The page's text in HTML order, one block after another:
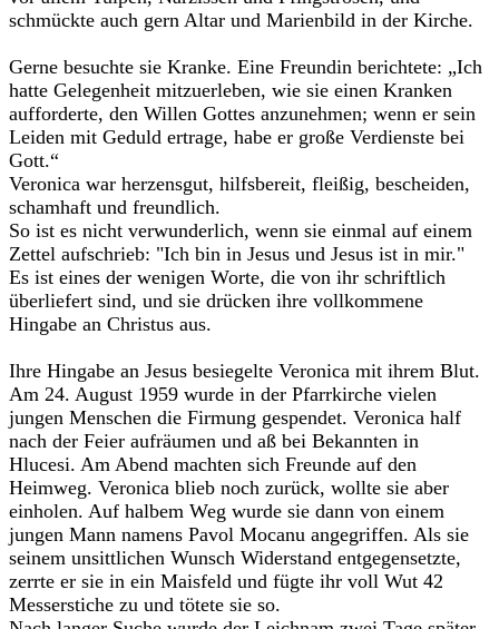
schmückte auch gern Altar und Marienbild in der Kirche.
Gerne besuchte sie Kranke. Eine Freundin berichtete: „Ich
hatte Gelegenheit mitzuerleben, wie sie einen Kranken
aufforderte, den Willen Gottes anzunehmen; wenn er sein
Leiden mit Geduld ertrage, habe er große Verdienste bei
Gott.“
Veronica war herzensgut, hilfsbereit, fleißig, bescheiden,
schamhaft und freundlich.
So ist es nicht verwunderlich, wenn sie einmal auf einem
Zettel aufschrieb: "Ich bin in Jesus und Jesus ist in mir."
Es ist eines der wenigen Worte, die von ihr schriftlich
überliefert sind, und sie drücken ihre vollkommene
Hingabe an Christus aus.
Ihre Hingabe an Jesus besiegelte Veronica mit ihrem Blut.
Am 24. August 1959 wurde in der Pfarrkirche vielen
jungen Menschen die Firmung gespendet. Veronica half
nach der Feier aufräumen und aß bei Bekannten in
Hlucesi. Am Abend machten sich Freunde auf den
Heimweg. Veronica blieb noch zurück, wollte sie aber
einholen. Auf halbem Weg wurde sie dann von einem
jungen Mann namens Pavol Mocanu angegriffen. Als sie
seinem unsittlichen Wunsch Widerstand entgegensetzte,
zerrte er sie in ein Maisfeld und fügte ihr voll Wut 42
Messerstiche zu und tötete sie so.